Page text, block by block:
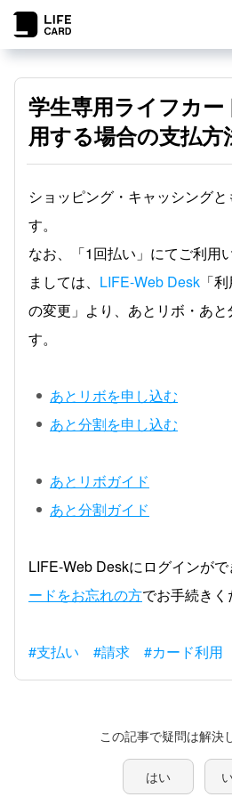
学生専用ライフカ
用する場合の支払方
ショッピング・キャッシング
す。
なお、「1回払い」にてご利用
ましては、 LIFE-Web Desk 「
の変更」より、あとリボ・あ
す。
あとリボを申し込む
あと分割を申し込む
あとリボガイド
あと分割ガイド
LIFE-Web Deskにログインが
ードをお忘れの方でお手続きく
#支払い #請求 #カード利用
この記事で疑問は解決
はい